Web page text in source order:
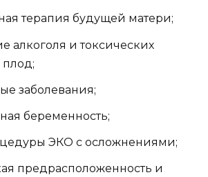
терапия будущей матери;
алкоголя и токсических
плод;
заболевания;
беременность;
ЭКО с осложнениями;
предрасположенность и